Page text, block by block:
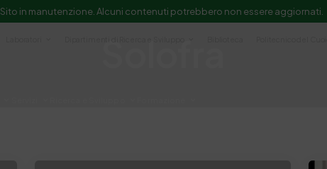
Sito in manutenzione. Alcuni contenuti potrebbero non essere aggiornati.